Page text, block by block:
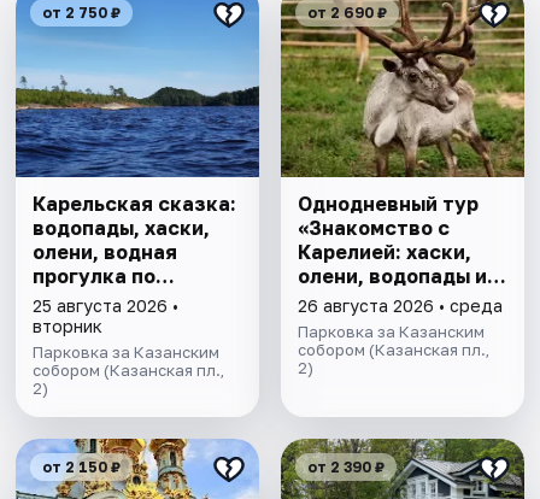
от 2 750 ₽
Карельская сказка:
водопады, хаски,
олени, водная
прогулка по
Ладожским шхерам
на катере,
знакомство с
лютеранской
кирхой.
25 августа 2026 •
вторник
Парковка за Казанским
собором (Казанская пл.,
2)
от 2 690 ₽
Однодневный тур
«Знакомство с
Карелией: хаски,
олени, водопады и
горный парк
"Рускеала»
26 августа 2026 • среда
Парковка за Казанским
собором (Казанская пл.,
2)
от 2 150 ₽ от 2 390 ₽